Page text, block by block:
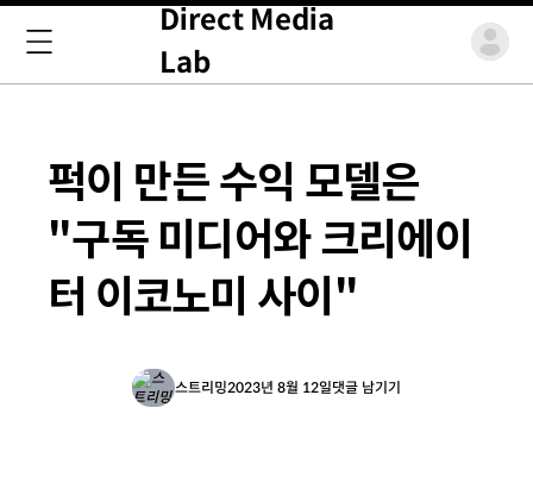
Direct Media
Lab
퍽이 만든 수익 모델은
"구독 미디어와 크리에이
터 이코노미 사이"
스트리밍2023년 8월 12일댓글 남기기